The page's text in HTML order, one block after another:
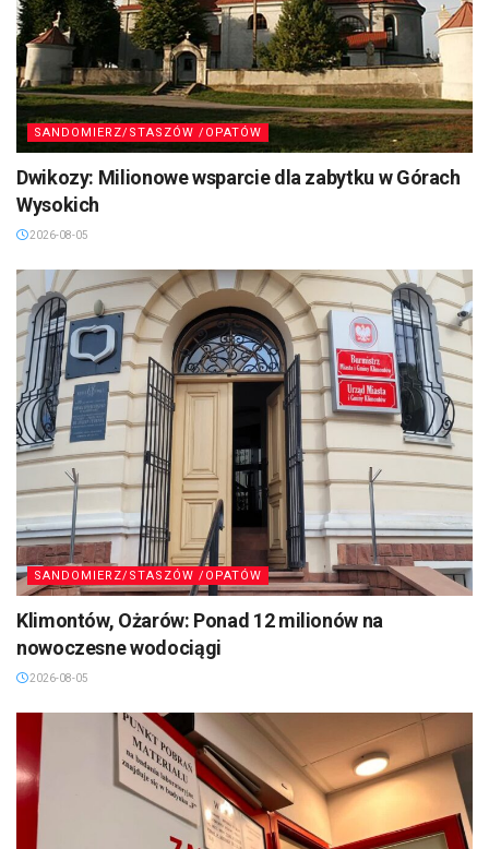
SANDOMIERZ/STASZÓW /OPATÓW
Dwikozy: Milionowe wsparcie dla zabytku w Górach
Wysokich
2026-08-05
SANDOMIERZ/STASZÓW /OPATÓW
Klimontów, Ożarów: Ponad 12 milionów na
nowoczesne wodociągi
2026-08-05